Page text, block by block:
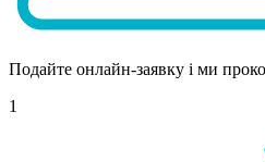
Подайте онлайн-заявку і ми
1